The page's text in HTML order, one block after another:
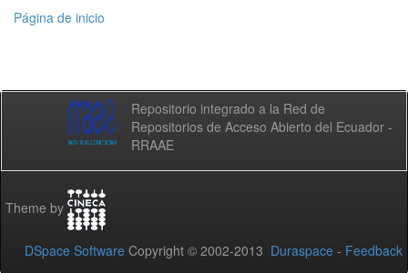
Página de inicio
Repositorio integrado a la Red de
Repositorios de Acceso Abierto del Ecuador -
RRAAE
Theme by
DSpace Software Copyright © 2002-2013 Duraspace - Feedback